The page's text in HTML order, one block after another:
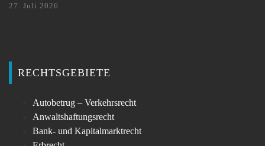
27. Juli 2026
RECHTSGEBIETE
Autobetrug – Verkehrsrecht
Anwaltshaftungsrecht
Bank- und Kapitalmarktrecht